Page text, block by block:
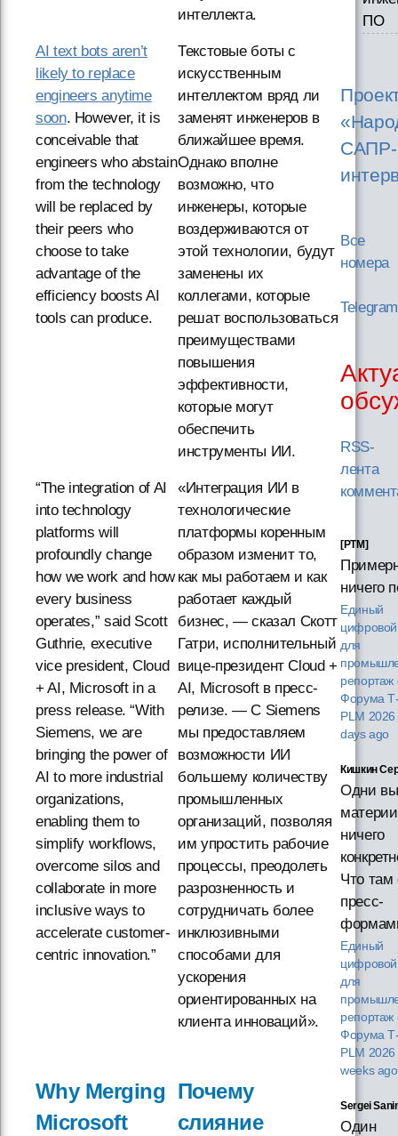
интеллекта.
AI text bots aren’t
likely to replace
engineers anytime
soon. However, it is
conceivable that
engineers who abstain
from the technology
will be replaced by
their peers who
choose to take
advantage of the
efficiency boosts AI
tools can produce.
Текстовые боты с
искусственным
интеллектом вряд ли
заменят инженеров в
ближайшее время.
Однако вполне
возможно, что
инженеры, которые
воздерживаются от
этой технологии, будут
заменены их
коллегами, которые
решат воспользоваться
преимуществами
повышения
эффективности,
которые могут
обеспечить
инструменты ИИ.
“The integration of AI
into technology
platforms will
profoundly change
how we work and how
every business
operates,” said Scott
Guthrie, executive
vice president, Cloud
+ AI, Microsoft in a
press release. “With
Siemens, we are
bringing the power of
AI to more industrial
organizations,
enabling them to
simplify workflows,
overcome silos and
collaborate in more
inclusive ways to
accelerate customer-
centric innovation.”
«Интеграция ИИ в
технологические
платформы коренным
образом изменит то,
как мы работаем и как
работает каждый
бизнес, — сказал Скотт
Гатри, исполнительный
вице-президент Cloud +
AI, Microsoft в пресс-
релизе. — С Siemens
мы предоставляем
возможности ИИ
большему количеству
промышленных
организаций, позволяя
им упростить рабочие
процессы, преодолеть
разрозненность и
сотрудничать более
инклюзивными
способами для
ускорения
ориентированных на
клиента инноваций».
Why Merging
Microsoft
Почему
слияние
ПО
САПР-
Все
номера
Telegram
RSS-
лента
[PTM]
ничего
Единый
цифровой
для
репортаж
Форума
PLM 2026
days ago
Кишкин
Одни
ничего
Что там
пресс-
Единый
цифровой
для
репортаж
Форума
PLM 2026
weeks ago
Sergei
Один